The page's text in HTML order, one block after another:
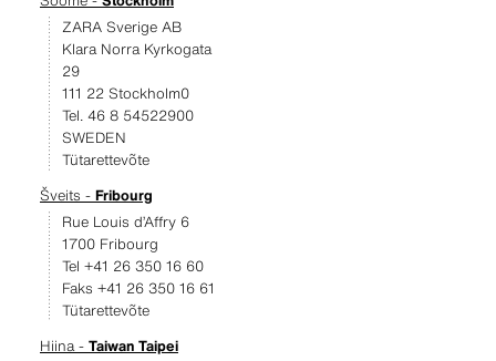
ZARA Sverige AB
Klara Norra Kyrkogata
29
111 22 Stockholm0
Tel. 46 8 54522900
SWEDEN
Tütarettevõte
Šveits - Fribourg
Rue Louis d’Affry 6
1700 Fribourg
Tel +41 26 350 16 60
Faks +41 26 350 16 61
Tütarettevõte
Hiina - Taiwan Taipei